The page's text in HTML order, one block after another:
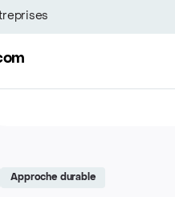
Approche durable